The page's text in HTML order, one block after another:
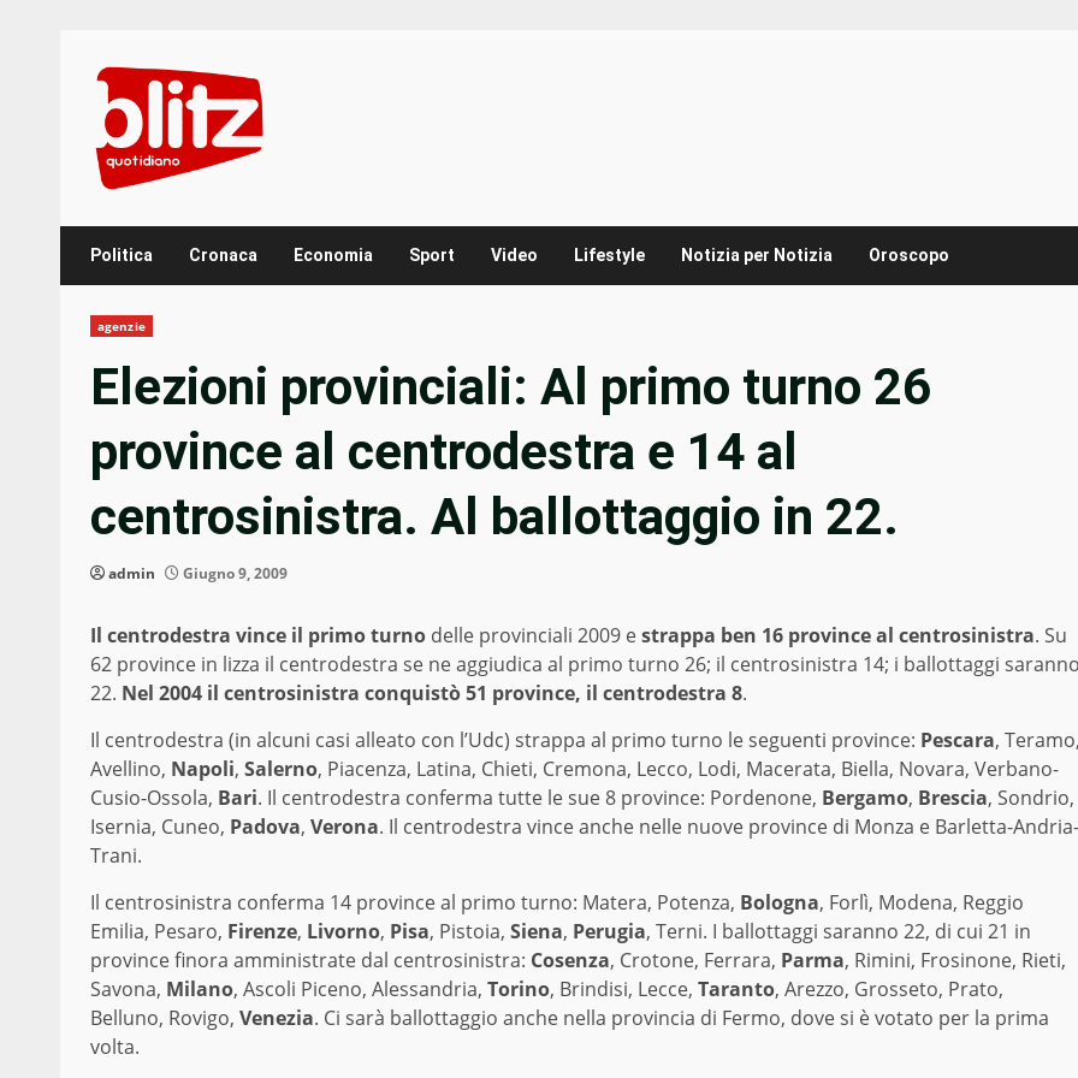
content
Politica Cronaca Economia Sport Video Lifestyle Notizia per Notizia Oroscopo
agenzie
Elezioni provinciali: Al primo turno 26
province al centrodestra e 14 al
centrosinistra. Al ballottaggio in 22.
admin Giugno 9, 2009
Il centrodestra vince il primo turno delle provinciali 2009 estrappa ben 16 province al centrosinistra. Su
62 province in lizza il centrodestra se ne aggiudica al primo turno 26; il centrosinistra 14; i ballottaggi saranno
22. Nel 2004 il centrosinistra conquistò 51 province, il centrodestra 8.
Il centrodestra (in alcuni casi alleato con l’Udc) strappa al primo turno le seguenti province: Pescara, Teramo,
Avellino, Napoli, Salerno, Piacenza, Latina, Chieti, Cremona, Lecco, Lodi, Macerata, Biella, Novara, Verbano-
Cusio-Ossola, Bari. Il centrodestra conferma tutte le sue 8 province: Pordenone, Bergamo, Brescia, Sondrio,
Isernia, Cuneo, Padova, Verona. Il centrodestra vince anche nelle nuove province di Monza e Barletta-Andria-
Trani.
Il centrosinistra conferma 14 province al primo turno: Matera, Potenza, Bologna, Forlì, Modena, Reggio
Emilia, Pesaro, Firenze, Livorno, Pisa, Pistoia, Siena, Perugia, Terni. I ballottaggi saranno 22, di cui 21 in
province finora amministrate dal centrosinistra: Cosenza, Crotone, Ferrara, Parma, Rimini, Frosinone, Rieti,
Savona, Milano, Ascoli Piceno, Alessandria, Torino, Brindisi, Lecce, Taranto, Arezzo, Grosseto, Prato,
Belluno, Rovigo, Venezia. Ci sarà ballottaggio anche nella provincia di Fermo, dove si è votato per la prima
volta.